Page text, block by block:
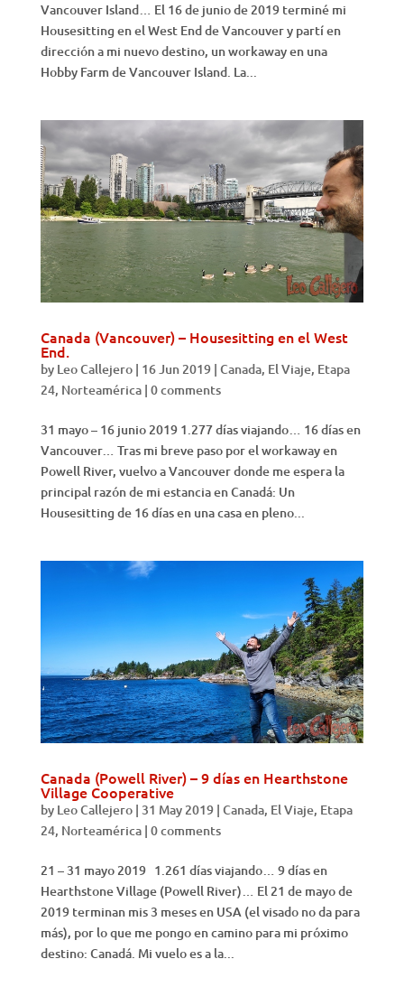
Vancouver Island… El 16 de junio de 2019 terminé mi
Housesitting en el West End de Vancouver y partí en
dirección a mi nuevo destino, un workaway en una
Hobby Farm de Vancouver Island. La...
Canada (Vancouver) – Housesitting en el West
End.
by Leo Callejero| 16 Jun 2019| Canada, El Viaje, Etapa
24, Norteamérica| 0 comments
31 mayo – 16 junio 2019 1.277 días viajando… 16 días en
Vancouver… Tras mi breve paso por el workaway en
Powell River, vuelvo a Vancouver donde me espera la
principal razón de mi estancia en Canadá: Un
Housesitting de 16 días en una casa en pleno...
Canada (Powell River) – 9 días en Hearthstone
Village Cooperative
by Leo Callejero| 31 May 2019| Canada, El Viaje, Etapa
24, Norteamérica| 0 comments
21 – 31 mayo 2019 1.261 días viajando… 9 días en
Hearthstone Village (Powell River)… El 21 de mayo de
2019 terminan mis 3 meses en USA (el visado no da para
más), por lo que me pongo en camino para mi próximo
destino: Canadá. Mi vuelo es a la...